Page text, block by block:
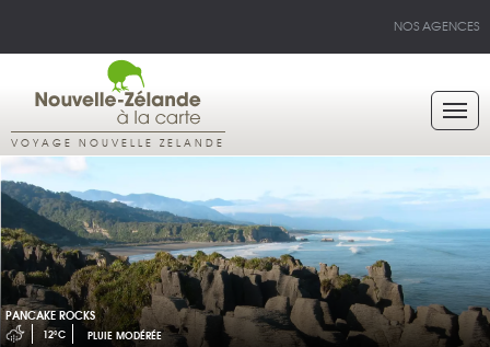
NOS AGENCES
VOYAGE NOUVELLE ZELANDE
PANCAKE ROCKS
12°C PLUIE MODÉRÉE